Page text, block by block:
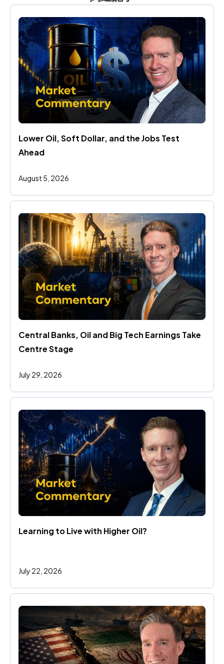
Lower Oil, Soft Dollar, and the Jobs Test
Ahead
August 5, 2026
Central Banks, Oil and Big Tech Earnings Take
Centre Stage
July 29, 2026
Learning to Live with Higher Oil?
July 22, 2026